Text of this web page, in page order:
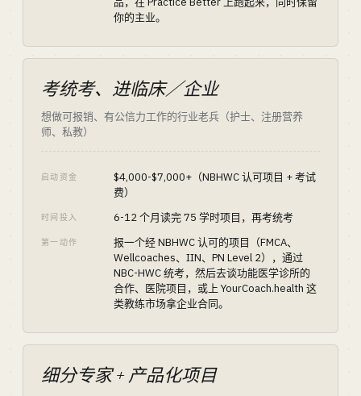
你的主业。
考统考、进临床／企业
想做可报销、有公信力工作的行业老兵（护士、注册营养
师、私教）
启动资金
$4,000-$7,000+（NBHWC 认可项目 + 考试
费）
时间投入 6-12 个月读完 75 学时项目，再考统考
第一动作
报一个经 NBHWC 认可的项目（FMCA、
Wellcoaches、IIN、PN Level 2），通过
NBC-HWC 统考，然后去谈功能医学诊所的
合作、医院项目，或上 YourCoach.health 这
类教练市场拿企业合同。
细分专家 + 产品化项目